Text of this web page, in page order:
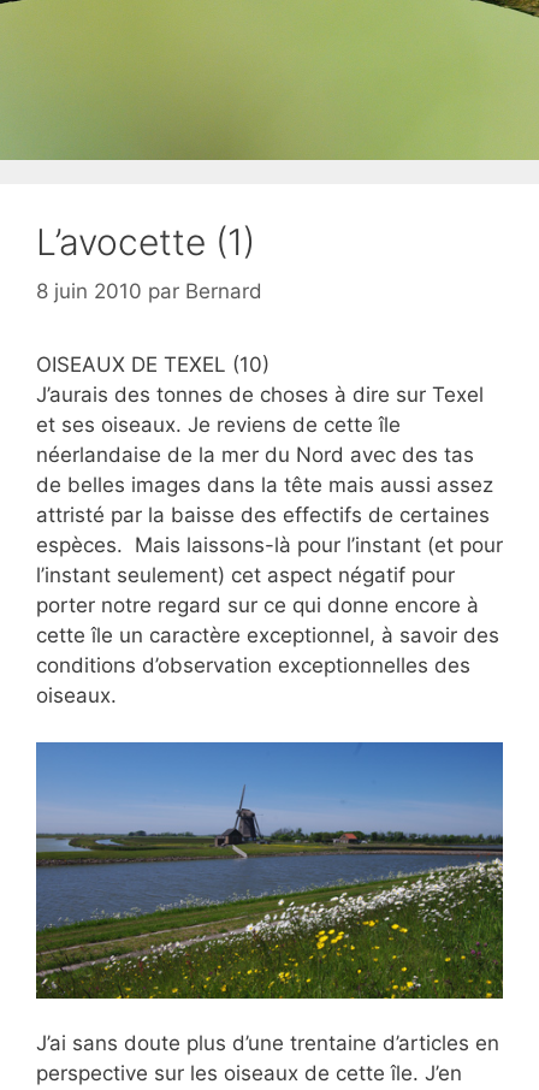
L’avocette (1)
8 juin 2010 par Bernard
OISEAUX DE TEXEL (10)
J’aurais des tonnes de choses à dire sur Texel
et ses oiseaux. Je reviens de cette île
néerlandaise de la mer du Nord avec des tas
de belles images dans la tête mais aussi assez
attristé par la baisse des effectifs de certaines
espèces. Mais laissons-là pour l’instant (et pour
l’instant seulement) cet aspect négatif pour
porter notre regard sur ce qui donne encore à
cette île un caractère exceptionnel, à savoir des
conditions d’observation exceptionnelles des
oiseaux.
J’ai sans doute plus d’une trentaine d’articles en
perspective sur les oiseaux de cette île. J’en